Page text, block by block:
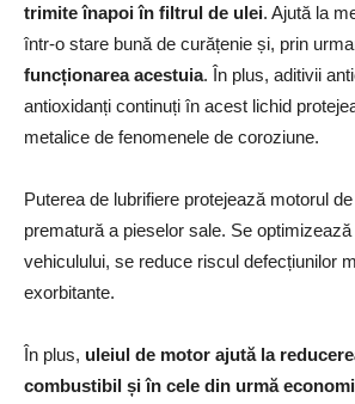
trimite înapoi în filtrul de ulei. Ajută la
într-o stare bună de curățenie și, prin
funcționarea acestuia. În plus, aditivii
antioxidanți continuți în acest lichid
metalice de fenomenele de coroziune.
Puterea de lubrifiere protejează motorul
prematură a pieselor sale. Se
vehiculului, se reduce riscul defecțiunilor
exorbitante.
În plus, uleiul de motor ajută la
combustibil și în cele din urmă